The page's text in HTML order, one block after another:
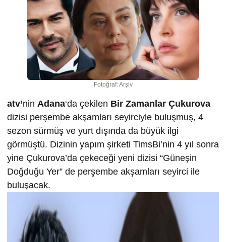
Fotoğraf: Arşiv
atv’nin Adana‘da çekilen Bir Zamanlar Çukurova
dizisi perşembe akşamları seyirciyle buluşmuş, 4
sezon sürmüş ve yurt dışında da büyük ilgi
görmüştü. Dizinin yapım şirketi TimsBi’nin 4 yıl sonra
yine Çukurova’da çekeceği yeni dizisi “Güneşin
Doğduğu Yer” de perşembe akşamları seyirci ile
buluşacak.